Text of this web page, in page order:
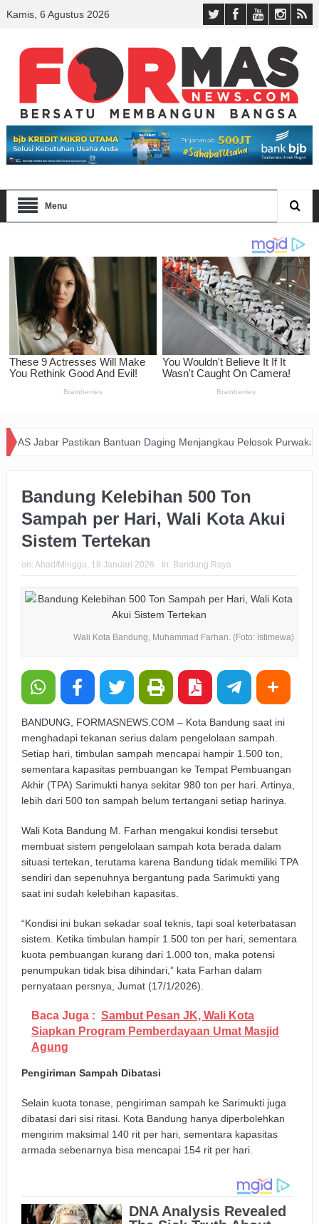
Kamis, 6 Agustus 2026
Menu
Pastikan Bantuan Daging Menjangkau Pelosok Purwakarta
Bandung Kelebihan 500 Ton
Sampah per Hari, Wali Kota Akui
Sistem Tertekan
on: Ahad/Minggu, 18 Januari 2026 In: Bandung Raya
Wali Kota Bandung, Muhammad Farhan. (Foto: Istimewa)
BANDUNG, FORMASNEWS.COM – Kota Bandung saat ini
menghadapi tekanan serius dalam pengelolaan sampah.
Setiap hari, timbulan sampah mencapai hampir 1.500 ton,
sementara kapasitas pembuangan ke Tempat Pembuangan
Akhir (TPA) Sarimukti hanya sekitar 980 ton per hari. Artinya,
lebih dari 500 ton sampah belum tertangani setiap harinya.
Wali Kota Bandung M. Farhan mengakui kondisi tersebut
membuat sistem pengelolaan sampah kota berada dalam
situasi tertekan, terutama karena Bandung tidak memiliki TPA
sendiri dan sepenuhnya bergantung pada Sarimukti yang
saat ini sudah kelebihan kapasitas.
“Kondisi ini bukan sekadar soal teknis, tapi soal keterbatasan
sistem. Ketika timbulan hampir 1.500 ton per hari, sementara
kuota pembuangan kurang dari 1.000 ton, maka potensi
penumpukan tidak bisa dihindari,” kata Farhan dalam
pernyataan persnya, Jumat (17/1/2026).
Baca Juga : Sambut Pesan JK, Wali Kota
Siapkan Program Pemberdayaan Umat Masjid
Agung
Pengiriman Sampah Dibatasi
Selain kuota tonase, pengiriman sampah ke Sarimukti juga
dibatasi dari sisi ritasi. Kota Bandung hanya diperbolehkan
mengirim maksimal 140 rit per hari, sementara kapasitas
armada sebenarnya bisa mencapai 154 rit per hari.